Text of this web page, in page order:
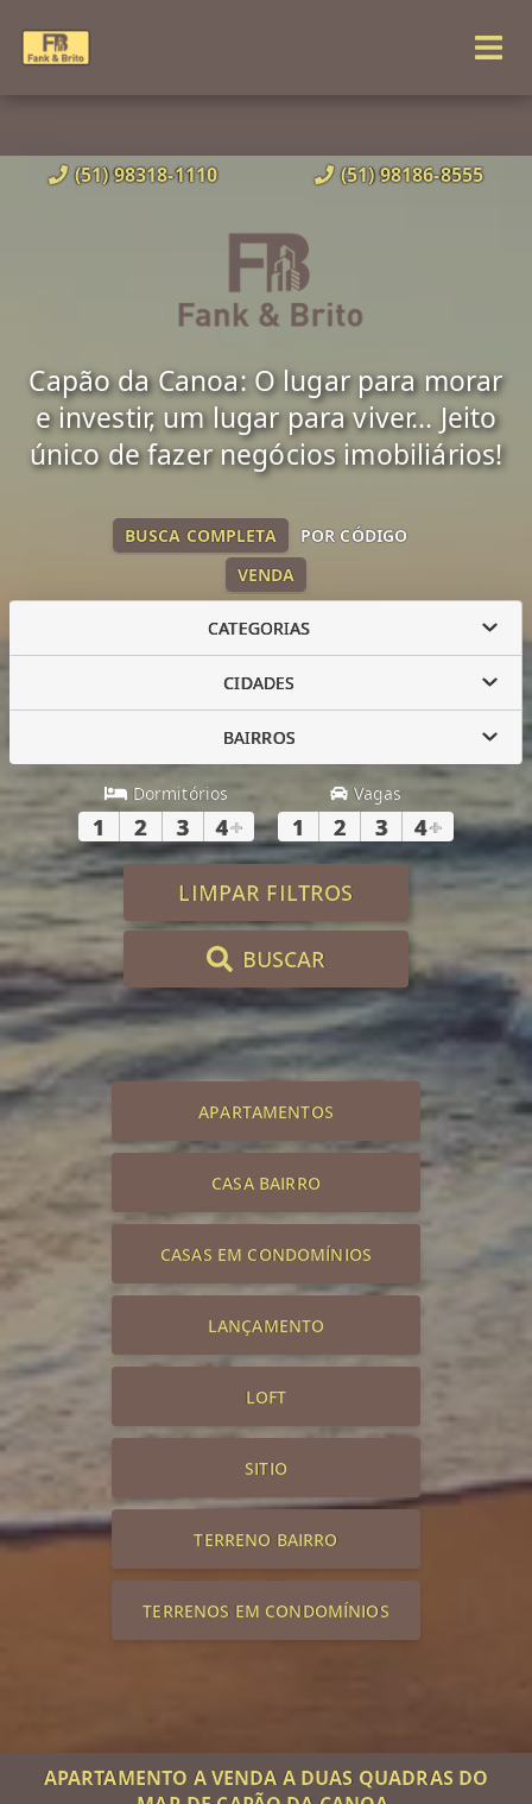
(51) 98318-1110 (51) 98186-8555
Capão da Canoa: O lugar para morar
e investir, um lugar para viver... Jeito
único de fazer negócios imobiliários!
VENDA
BUSCA COMPLETA POR CÓDIGO
CATEGORIAS
CIDADES
BAIRROS
Dormitórios
1 2 3 4+
Vagas
1 2 3 4+
LIMPAR FILTROS
BUSCAR
APARTAMENTOS
CASA BAIRRO
CASAS EM CONDOMÍNIOS
LANÇAMENTO
LOFT
SITIO
TERRENO BAIRRO
TERRENOS EM CONDOMÍNIOS
APARTAMENTO A VENDA A DUAS QUADRAS DO